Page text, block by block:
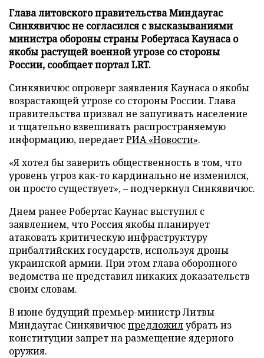
Глава литовского правительства Миндаугас
Синкявичюс не согласился с высказываниями
министра обороны страны Робертаса Каунаса о
якобы растущей военной угрозе со стороны
России, сообщает портал LRT.
Синкявичюс опроверг заявления Каунаса о якобы
возрастающей угрозе со стороны России. Глава
правительства призвал не запугивать население
и тщательно взвешивать распространяемую
информацию, передаетРИА «Новости».
«Я хотел бы заверить общественность в том, что
уровень угроз как-то кардинально не изменился,
он просто существует», – подчеркнул Синкявичюс.
Днем ранее Робертас Каунас выступил с
заявлением, что Россия якобы планирует
атаковать критическую инфраструктуру
прибалтийских государств, используя дроны
украинской армии. При этом глава оборонного
ведомства не представил никаких доказательств
своим словам.
В июне будущий премьер-министр Литвы
Миндаугас Синкявичюспредложилубрать из
конституции запрет на размещение ядерного
оружия.